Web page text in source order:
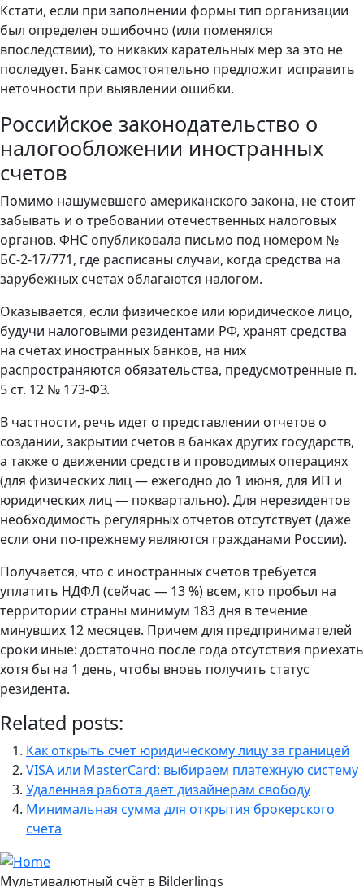
Кстати, если при заполнении формы тип организации
был определен ошибочно (или поменялся
впоследствии), то никаких карательных мер за это не
последует. Банк самостоятельно предложит исправить
неточности при выявлении ошибки.
Российское законодательство о
налогообложении иностранных
счетов
Помимо нашумевшего американского закона, не стоит
забывать и о требовании отечественных налоговых
органов. ФНС опубликовала письмо под номером №
БС-2-17/771, где расписаны случаи, когда средства на
зарубежных счетах облагаются налогом.
Оказывается, если физическое или юридическое лицо,
будучи налоговыми резидентами РФ, хранят средства
на счетах иностранных банков, на них
распространяются обязательства, предусмотренные п.
5 ст. 12 № 173-ФЗ.
В частности, речь идет о представлении отчетов о
создании, закрытии счетов в банках других государств,
а также о движении средств и проводимых операциях
(для физических лиц — ежегодно до 1 июня, для ИП и
юридических лиц — поквартально). Для нерезидентов
необходимость регулярных отчетов отсутствует (даже
если они по-прежнему являются гражданами России).
Получается, что с иностранных счетов требуется
уплатить НДФЛ (сейчас — 13 %) всем, кто пробыл на
территории страны минимум 183 дня в течение
минувших 12 месяцев. Причем для предпринимателей
сроки иные: достаточно после года отсутствия приехать
хотя бы на 1 день, чтобы вновь получить статус
резидента.
Related posts:
Как открыть счет юридическому лицу за границей
VISA или MasterCard: выбираем платежную систему
Удаленная работа дает дизайнерам свободу
Минимальная сумма для открытия брокерского
счета
Мультивалютный счёт в Bilderlings